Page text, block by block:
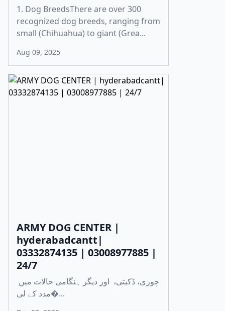
1. Dog BreedsThere are over 300
recognized dog breeds, ranging from
small (Chihuahua) to giant (Grea...
Aug 09, 2025
ARMY DOG CENTER |
hyderabadcantt|
03332874135 | 03008977885 |
24/7
مدد کے لی�...